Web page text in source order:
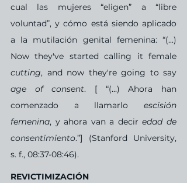
cual las mujeres “eligen” a “libre
voluntad”, y cómo está siendo aplicado
a la mutilación genital femenina: “(...)
cutting
age of consent. [ “(...) Ahora han
comenzado a llamarlo escisión
femenina, y ahora van a decir edad de
consentimiento.”] (Stanford University,
s. f., 08:37-08:46).
REVICTIMIZACIÓN